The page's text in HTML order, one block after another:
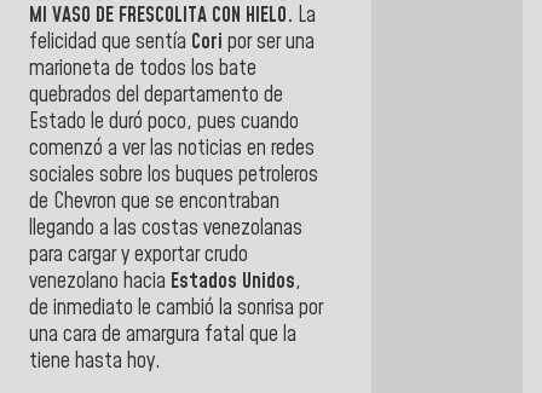
MI VASO DE FRESCOLITA CON HIELO. La
felicidad que sentía Cori por ser una
marioneta de todos los bate
quebrados del departamento de
Estado le duró poco, pues cuando
comenzó a ver las noticias en redes
sociales sobre los buques petroleros
de Chevron que se encontraban
llegando a las costas venezolanas
para cargar y exportar crudo
venezolano hacia Estados Unidos,
de inmediato le cambió la sonrisa por
una cara de amargura fatal que la
tiene hasta hoy.